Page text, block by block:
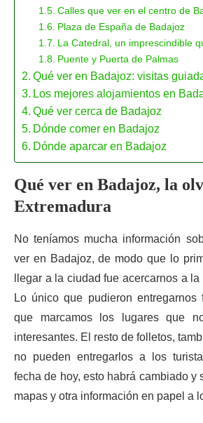
Calles que ver en el centro de
Plaza de España de Badajoz
La Catedral, un imprescindible
Puente y Puerta de Palmas
Qué ver en Badajoz: visitas
Los mejores alojamientos en
Qué ver cerca de Badajoz
Dónde comer en Badajoz
Dónde aparcar en Badajoz
Qué ver en Badajoz, la
Extremadura
No teníamos mucha información
ver en Badajoz, de modo que lo
llegar a la ciudad fue acercarnos a
Lo único que pudieron
que marcamos los lugares que
interesantes. El resto de folletos,
no pueden entregarlos a los
fecha de hoy, esto habrá cambiado y
mapas y otra información en papel a